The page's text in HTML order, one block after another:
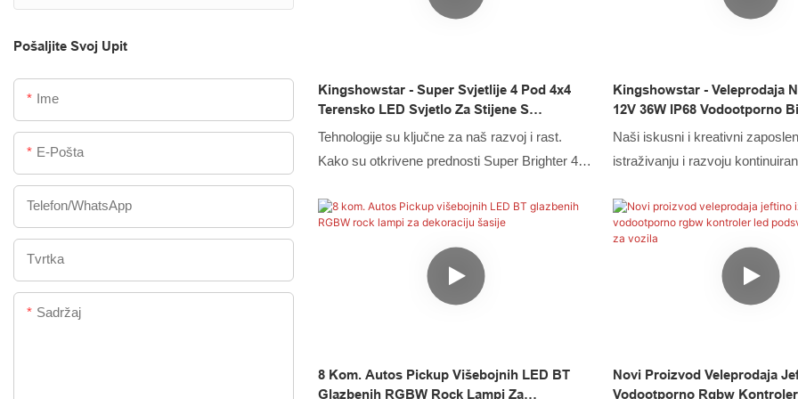
automobil
Pošaljite Svoj Upit
Ime
E-Pošta
Telefon/whatsApp
Tvrtka
Sadržaj
LED žičani konektor, LED kontroler ima izvrsne
uvelike zadovoljava potrebe korisnika i vrlo je
vrijedan.
Kingshowstar - Super Svjetlije 4 Pod 4x4
Terensko LED Svjetlo Za Stijene S
Kompletom Za Upravljanje Putem Aplikacije
- 96 LED Dioda Za KAMIONE, Automobile,
SUV-Ove, ATV-Ove, LED Vrhunsko Svjetlo
Tehnologije su ključne za naš razvoj i rast.
Kako su otkrivene prednosti Super Brighter 4
control Kit -96 LED dioda za TRUCK car SUV
atv, njegovi opsegi primjene također su znatno
prošireni. U području (područjima) sustava
automatske rasvjete, to je od velike vrijednosti
Kingshowstar - Veleprodaja
12V 36W IP68 Vodootporno
Svjetlo Za Stijene LED
Naši iskusni i kreativni
istraživanju i razvoju
Zahvaljujući poboljšanom
performanse i kvaliteta
proizvoda 12V 36W IP68
mini LED svjetla za stijene
jamčiti. Daljnjim istraživanjem
(područjima) sustava
8 Kom. Autos Pickup Višebojnih LED BT
Glazbenih RGBW Rock Lampi Za
Novi Proizvod Veleprodaja
Vodootporno Rgbw